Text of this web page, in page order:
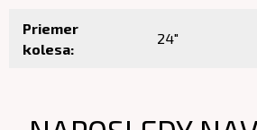
Priemer
kolesa:
24"